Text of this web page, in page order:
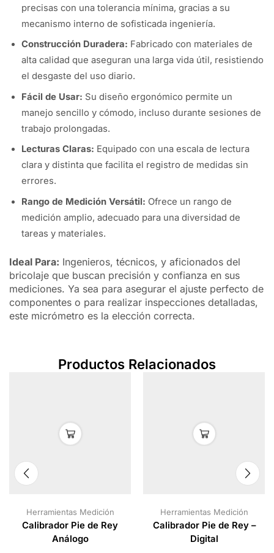
precisas con una tolerancia mínima, gracias a su
mecanismo interno de sofisticada ingeniería.
Construcción Duradera: Fabricado con materiales de
alta calidad que aseguran una larga vida útil, resistiendo
el desgaste del uso diario.
Fácil de Usar: Su diseño ergonómico permite un
manejo sencillo y cómodo, incluso durante sesiones de
trabajo prolongadas.
Lecturas Claras: Equipado con una escala de lectura
clara y distinta que facilita el registro de medidas sin
errores.
Rango de Medición Versátil: Ofrece un rango de
medición amplio, adecuado para una diversidad de
tareas y materiales.
Ideal Para: Ingenieros, técnicos, y aficionados del
bricolaje que buscan precisión y confianza en sus
mediciones. Ya sea para asegurar el ajuste perfecto de
componentes o para realizar inspecciones detalladas,
este micrómetro es la elección correcta.
Productos Relacionados
Herramientas Medición
Calibrador Pie de Rey
Análogo
Herramientas Medición
Calibrador Pie de Rey –
Digital